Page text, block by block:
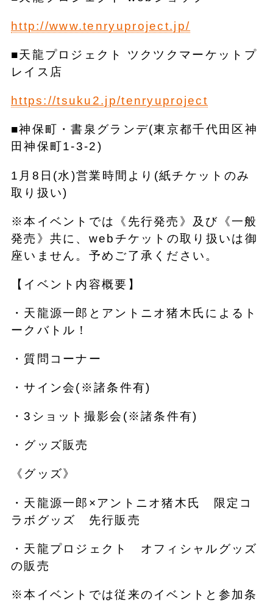
http://www.tenryuproject.jp/
■天龍プロジェクト ツクツクマーケットプ
レイス店
https://tsuku2.jp/tenryuproject
■神保町・書泉グランデ(東京都千代田区神
田神保町1-3-2)
1月8日(水)営業時間より(紙チケットのみ
取り扱い)
※本イベントでは《先行発売》及び《一般
発売》共に、webチケットの取り扱いは御
座いません。予めご了承ください。
【イベント内容概要】
・天龍源一郎とアントニオ猪木氏によるト
ークバトル！
・質問コーナー
・サイン会(※諸条件有)
・3ショット撮影会(※諸条件有)
・グッズ販売
《グッズ》
・天龍源一郎×アントニオ猪木氏 限定コ
ラボグッズ 先行販売
・天龍プロジェクト オフィシャルグッズ
の販売
※本イベントでは従来のイベントと参加条